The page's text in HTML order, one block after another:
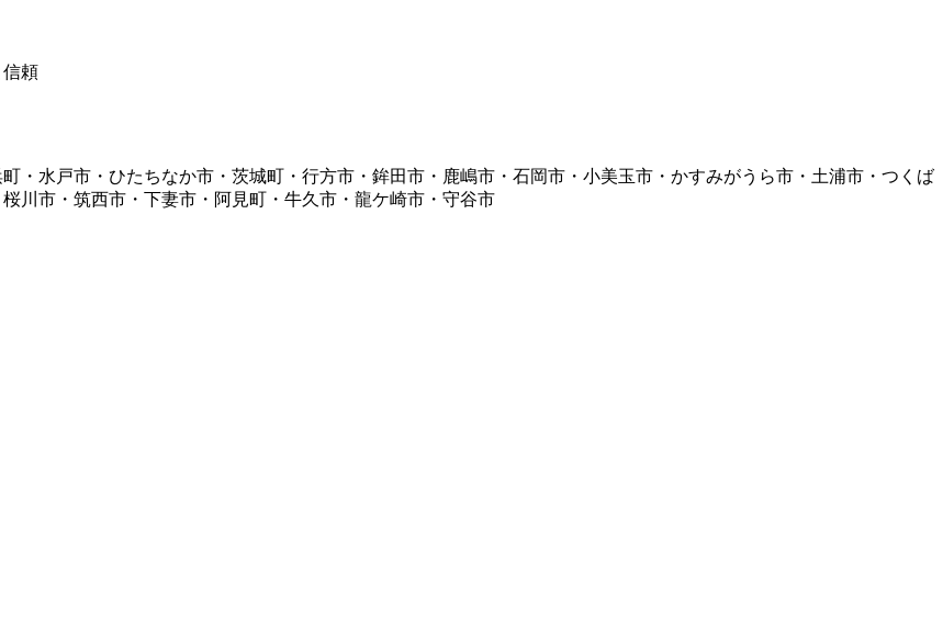
・水戸市・ひたちなか市・茨城町・行方市・鉾田市・鹿嶋市・石岡市・小美玉市・かすみがうら市・土浦市・つくば
川市・筑西市・下妻市・阿見町・牛久市・龍ケ崎市・守谷市